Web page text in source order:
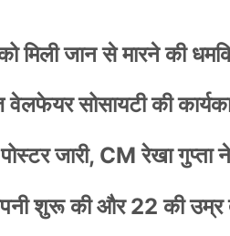
जान से मारने की
सोसायटी की
पोस्टर जारी, CM रेखा
शुरू की और 22 की उम्र